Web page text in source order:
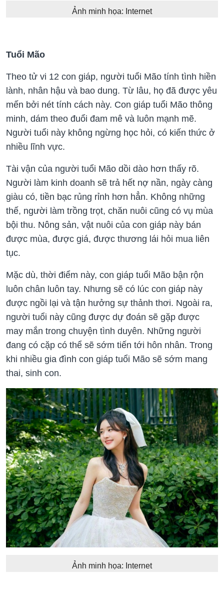
Ảnh minh họa: Internet
Tuổi Mão
Theo tử vi 12 con giáp, người tuổi Mão tính tình hiền
lành, nhân hậu và bao dung. Từ lâu, họ đã được yêu
mến bởi nét tính cách này. Con giáp tuổi Mão thông
minh, dám theo đuổi đam mê và luôn mạnh mẽ.
Người tuổi này không ngừng học hỏi, có kiến thức ở
nhiều lĩnh vực.
Tài vận của người tuổi Mão dồi dào hơn thấy rõ.
Người làm kinh doanh sẽ trả hết nợ nần, ngày càng
giàu có, tiền bạc rủng rỉnh hơn hẳn. Không những
thế, người làm trồng trọt, chăn nuôi cũng có vụ mùa
bội thu. Nông sản, vật nuôi của con giáp này bán
được mùa, được giá, được thương lái hỏi mua liên
tục.
Mặc dù, thời điểm này, con giáp tuổi Mão bận rộn
luôn chân luôn tay. Nhưng sẽ có lúc con giáp này
được ngồi lại và tận hưởng sự thảnh thơi. Ngoài ra,
người tuổi này cũng được dự đoán sẽ gặp được
may mắn trong chuyện tình duyên. Những người
đang có cặp có thể sẽ sớm tiến tới hôn nhân. Trong
khi nhiều gia đình con giáp tuổi Mão sẽ sớm mang
thai, sinh con.
Ảnh minh họa: Internet